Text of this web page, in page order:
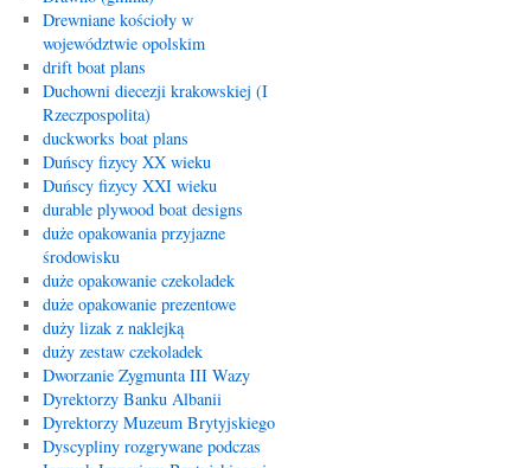
Drewniane kościoły w
województwie opolskim
drift boat plans
Duchowni diecezji krakowskiej (I
Rzeczpospolita)
duckworks boat plans
Duńscy fizycy XX wieku
Duńscy fizycy XXI wieku
durable plywood boat designs
duże opakowania przyjazne
środowisku
duże opakowanie czekoladek
duże opakowanie prezentowe
duży lizak z naklejką
duży zestaw czekoladek
Dworzanie Zygmunta III Wazy
Dyrektorzy Banku Albanii
Dyrektorzy Muzeum Brytyjskiego
Dyscypliny rozgrywane podczas